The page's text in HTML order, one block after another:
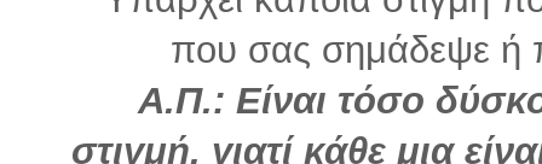
που σας σημάδεψε ή
Α.Π.: Είναι τόσο
στιγμή, γιατί κάθε μια